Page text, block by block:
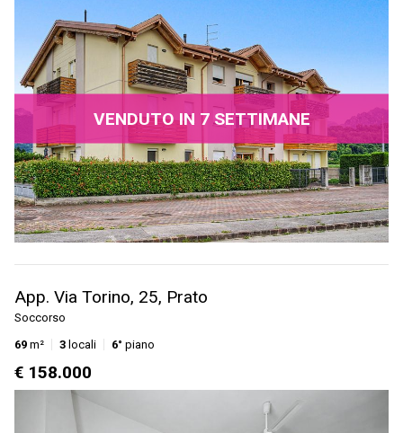
VENDUTO IN 7 SETTIMANE
App. Via Torino, 25, Prato
Soccorso
69 m² 3 locali 6° piano
€ 158.000